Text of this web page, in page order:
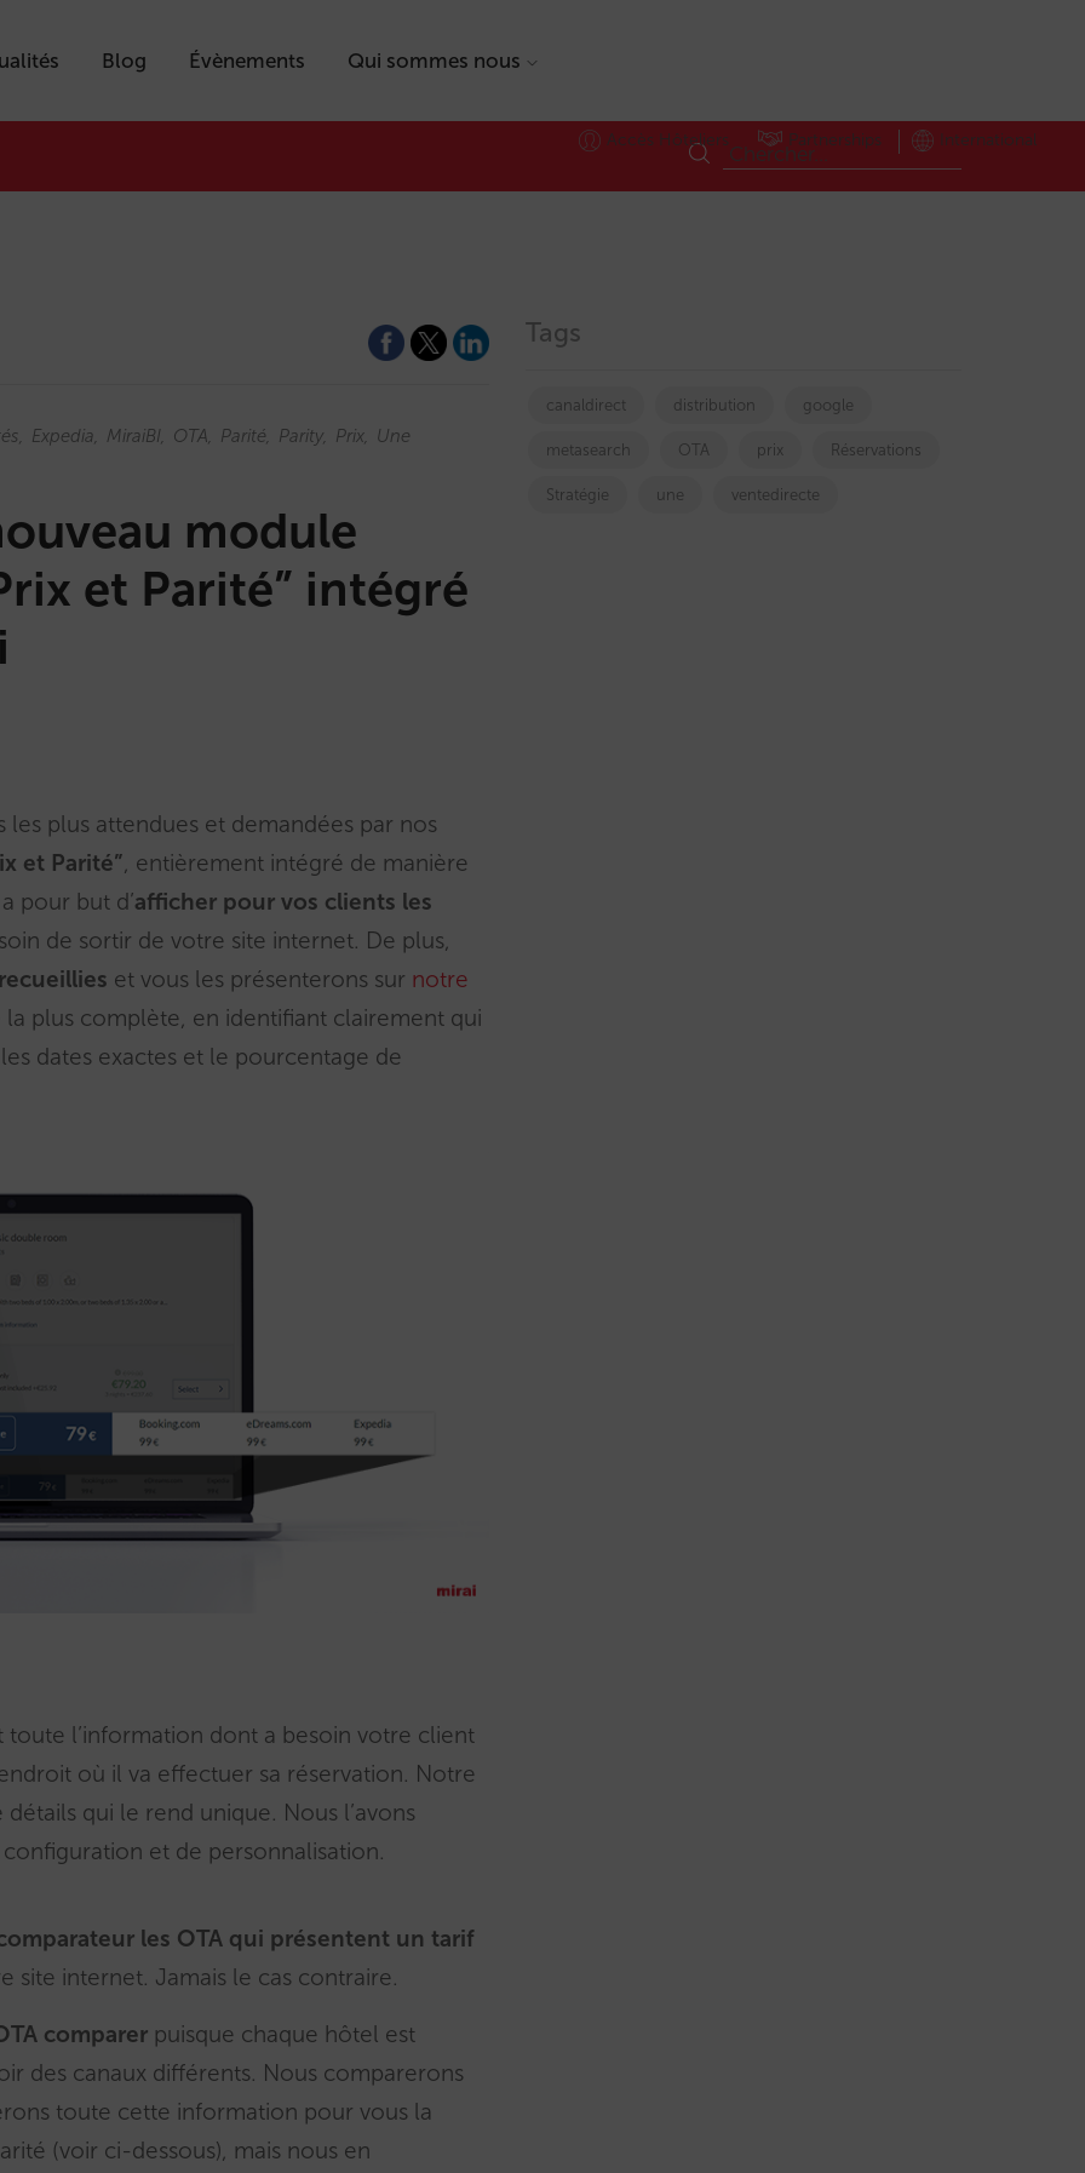
Blog Évènements Qui sommes nous
Accès Hôteliers Partnerships International
Expedia MiraiBI OTA Parité Parity Prix Une
module
et Parité” intégré
plus attendues et demandées par nos
et Parité”, entièrement intégré de manière
pour but d’afficher pour vos clients les
de sortir de votre site internet. De plus,
et vous les présenterons sur notre
la plus complète, en identifiant clairement qui
dates exactes et le pourcentage de
l’information dont a besoin votre client
où il va effectuer sa réservation. Notre
qui le rend unique. Nous l’avons
et de personnalisation.
les OTA qui présentent un tarif
site internet. Jamais le cas contraire.
comparer puisque chaque hôtel est
des canaux différents. Nous comparerons
toute cette information pour vous la
(voir ci-dessous), mais nous en
Tags
canaldirect distribution google
metasearch OTA prix Réservations
Stratégie une ventedirecte